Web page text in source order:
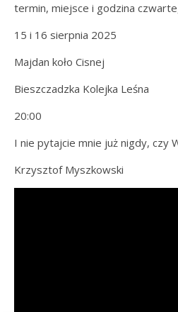
termin, miejsce i godzina
15 i 16 sierpnia 2025
Majdan koło Cisnej
Bieszczadzka Kolejka Leśna
20:00
I nie pytajcie mnie już nigdy, czy
Krzysztof Myszkowski